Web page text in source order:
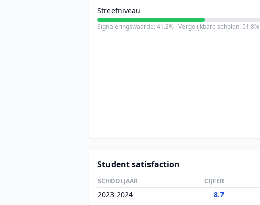
Streefniveau
Signaleringswaarde: 41.2% · Vergelijkbare scholen: 51.8%
Student satisfaction
SCHOOLJAAR CIJFER
2023-2024 8.7